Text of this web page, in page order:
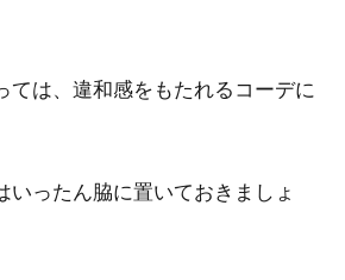
ては、違和感をもたれるコーデに
いったん脇に置いておきましょ